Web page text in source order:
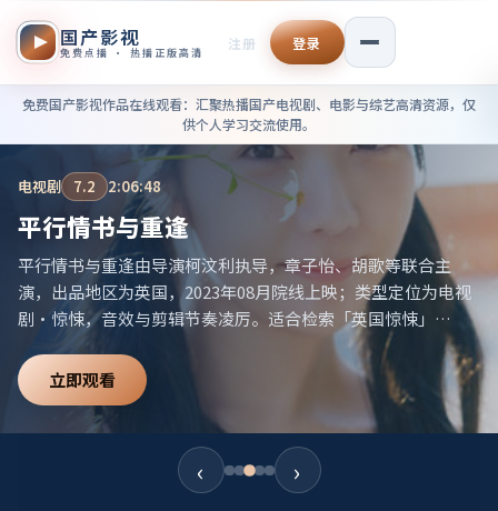
国产影视
免费点播 · 热播正版高清
注册 登录
免费国产影视作品在线观看——
免费国产影视作品在线观看：汇聚热播国产电视剧、电影与综艺高清资源，仅
供个人学习交流使用。
电视剧 7.2 2:06:48
平行情书与重逢
平行情书与重逢由导演柯汶利执导，章子怡、胡歌等联合主
演，出品地区为英国，2023年08月院线上映；类型定位为电视
剧·惊悚，音效与剪辑节奏凌厉。适合检索「英国惊悚」
「2023高分电视剧」等相关关键词。
立即观看
‹ ›